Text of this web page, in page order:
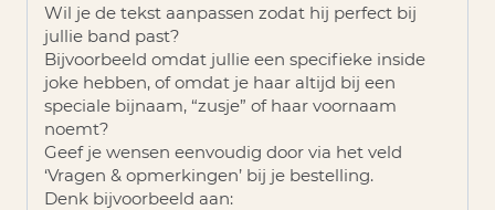
Wil je de tekst aanpassen zodat hij perfect bij
jullie band past?
Bijvoorbeeld omdat jullie een specifieke inside
joke hebben, of omdat je haar altijd bij een
speciale bijnaam, “zusje” of haar voornaam
noemt?
Geef je wensen eenvoudig door via het veld
‘Vragen & opmerkingen’ bij je bestelling.
Denk bijvoorbeeld aan: